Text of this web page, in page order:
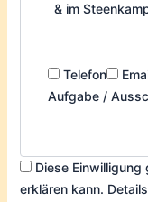
& im
Telefon
Aufgabe /
Diese
erklären kann.